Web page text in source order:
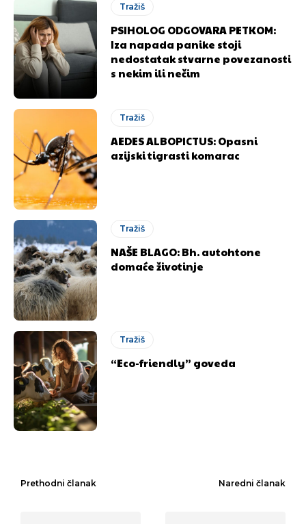
Tražiš
PSIHOLOG ODGOVARA PETKOM:
Iza napada panike stoji
nedostatak stvarne povezanosti
s nekim ili nečim
Tražiš
AEDES ALBOPICTUS: Opasni
azijski tigrasti komarac
Tražiš
NAŠE BLAGO: Bh. autohtone
domaće životinje
Tražiš
“Eco-friendly” goveda
Prethodni članak Naredni članak